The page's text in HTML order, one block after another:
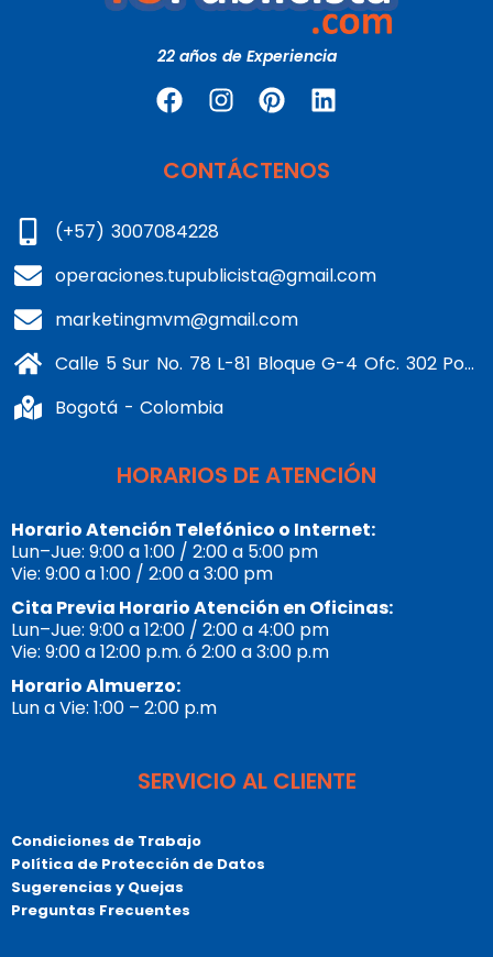
22 años de Experiencia
CONTÁCTENOS
(+57) 3007084228
operaciones.tupublicista@gmail.com
marketingmvm@gmail.com
Calle 5 Sur No. 78 L-81 Bloque G-4 Ofc. 302 Portería 1 Banderas - Kennedy
Bogotá - Colombia
HORARIOS DE ATENCIÓN
Horario Atención Telefónico o Internet:
Lun–Jue: 9:00 a 1:00 / 2:00 a 5:00 pm
Vie: 9:00 a 1:00 / 2:00 a 3:00 pm
Cita Previa Horario Atención en Oficinas:
Lun–Jue: 9:00 a 12:00 / 2:00 a 4:00 pm
Vie: 9:00 a 12:00 p.m. ó 2:00 a 3:00 p.m
Horario Almuerzo:
Lun a Vie: 1:00 – 2:00 p.m
SERVICIO AL CLIENTE
Condiciones de Trabajo
Política de Protección de Datos
Sugerencias y Quejas
Preguntas Frecuentes